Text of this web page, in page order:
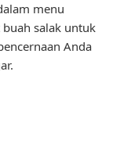
menu
salak untuk
Anda